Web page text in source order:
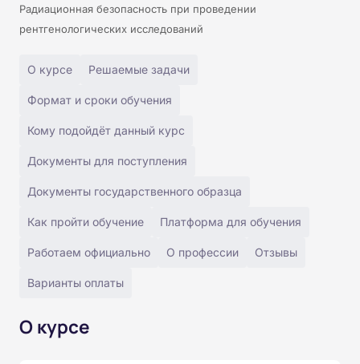
Радиационная безопасность при проведении
рентгенологических исследований
О курсе Решаемые задачи
Формат и сроки обучения
Кому подойдёт данный курс
Документы для поступления
Документы государственного образца
Как пройти обучение Платформа для обучения
Работаем официально О профессии Отзывы
Варианты оплаты
О курсе